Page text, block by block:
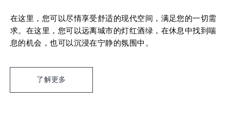
在这里，您可以尽情享受舒适的现代空间，满足您的一切需
求。在这里，您可以远离城市的灯红酒绿，在休息中找到喘
息的机会，也可以沉浸在宁静的氛围中。
了解更多